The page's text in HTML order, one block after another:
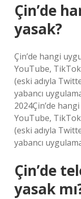
Çin’de
yasak?
Çin’de hangi
YouTube,
(eski adıyla
yabancı
2024Çin’de
YouTube,
(eski adıyla
yabancı
Çin’de
yasak